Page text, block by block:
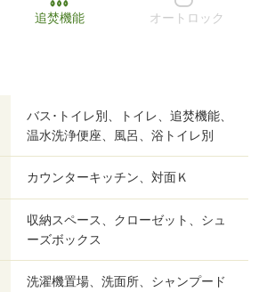
追焚機能 オートロック
バス･トイレ別、トイレ、追焚機能、
温水洗浄便座、風呂、浴トイレ別
カウンターキッチン、対面Ｋ
収納スペース、クローゼット、シュ
ーズボックス
洗濯機置場、洗面所、シャンプード